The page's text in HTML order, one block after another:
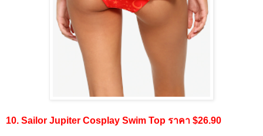
10. Sailor Jupiter Cosplay Swim Top ราคา $26.90